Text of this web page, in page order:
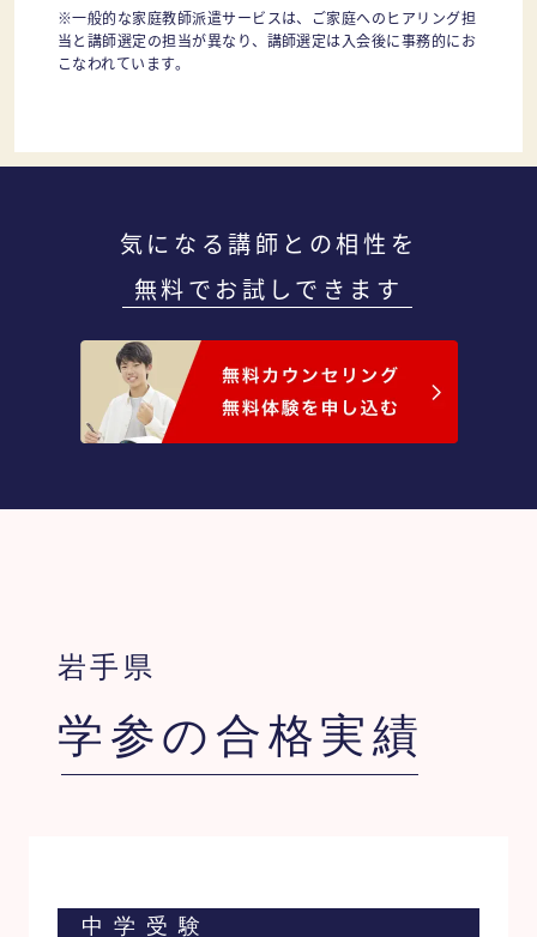
※一般的な家庭教師派遣サービスは、ご家庭へのヒアリング担
当と講師選定の担当が異なり、講師選定は入会後に事務的にお
こなわれています。
気になる講師との相性を
無料でお試しできます
岩手県
学参の合格実績
中学受験